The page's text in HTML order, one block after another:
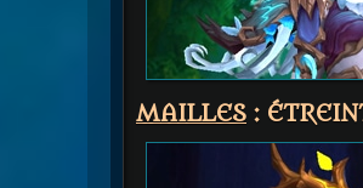
MAILLES :